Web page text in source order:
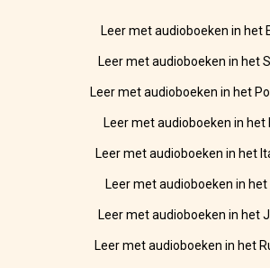
Leer met audioboeken in het
Leer met audioboeken in het
Leer met audioboeken in het
Leer met audioboeken in het
Leer met audioboeken in het
Leer met audioboeken in het
Leer met audioboeken in het
Leer met audioboeken in het